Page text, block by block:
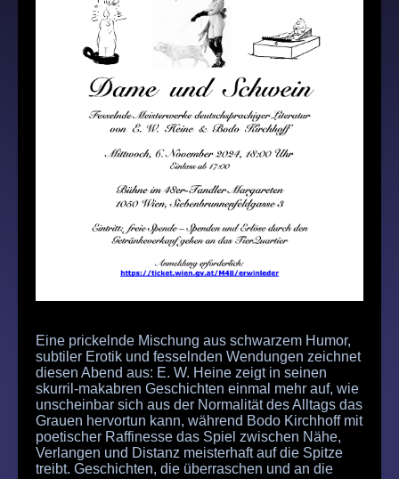
Eine prickelnde Mischung aus schwarzem Humor,
subtiler Erotik und fesselnden Wendungen zeichnet
diesen Abend aus: E. W. Heine zeigt in seinen
skurril-makabren Geschichten einmal mehr auf, wie
unscheinbar sich aus der Normalität des Alltags das
Grauen hervortun kann, während Bodo Kirchhoff mit
poetischer Raffinesse das Spiel zwischen Nähe,
Verlangen und Distanz meisterhaft auf die Spitze
treibt. Geschichten, die überraschen und an die